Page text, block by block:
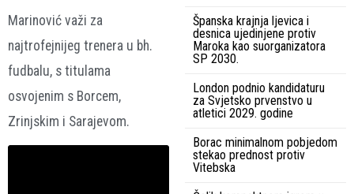
Marinović važi za
najtrofejnijeg trenera u bh.
fudbalu, s titulama
osvojenim s Borcem,
Zrinjskim i Sarajevom.
Španska krajnja ljevica i
desnica ujedinjene protiv
Maroka kao suorganizatora
SP 2030.
London podnio kandidaturu
za Svjetsko prvenstvo u
atletici 2029. godine
Borac minimalnom pobjedom
stekao prednost protiv
Vitebska